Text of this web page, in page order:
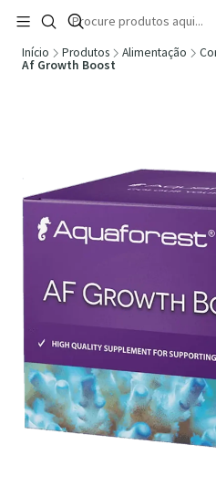
🚚 Portugal Continental: Portes Grátis
Ler
Início Produtos Alimentação
Af Growth Boost